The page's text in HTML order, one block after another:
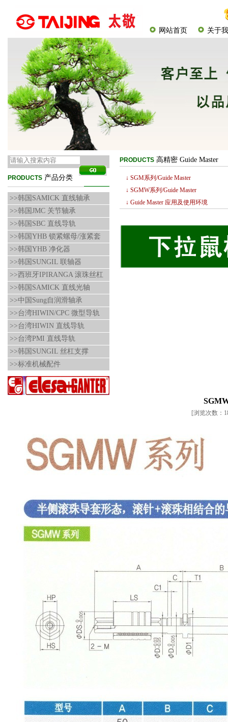
网站首页 关于
PRODUCTS 产品分类
>>韩国SAMICK 直线轴承
>>韩国JMC 关节轴承
>>韩国SBC 直线导轨
>>韩国YHB 锁紧螺母/涨紧套
>>韩国YHB 净化器
>>韩国SUNGIL 联轴器
>>西班牙IPIRANGA 滚珠丝杠
>>韩国SAMICK 直线光轴
>>中国Sung自润滑轴承
>>台湾HIWIN/CPC 微型导轨
>>台湾HIWIN 直线导轨
>>台湾PMI 直线导轨
>>韩国SUNGIL 丝杠支撑
>>标准机械配件
PRODUCTS 高精密 Guide Master
↓ SGM系列/Guide Master
↓ SGMW系列/Guide Master
↓ Guide Master 应用及使用环境
[浏览次数：